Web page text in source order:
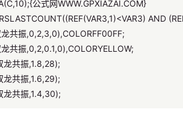
公式网WWW.GPXIAZAI.COM}
AND
共振,0,2,3,0),COLORFF00FF;
共振,0,2,0.1,0),COLORYELLOW;
龙共振,1.8,28);
龙共振,1.6,29);
龙共振,1.4,30);